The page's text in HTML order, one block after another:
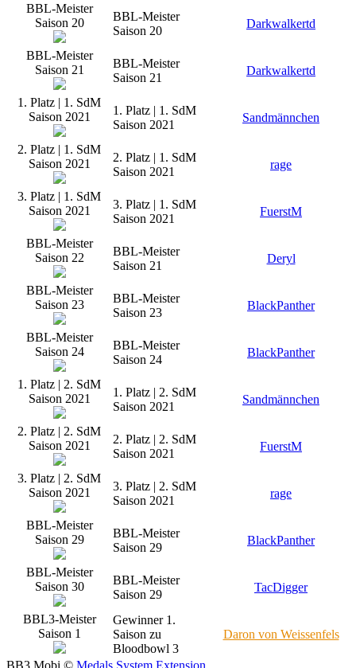
BBL-Meister
Saison 20
BBL-Meister
Saison 20
Darkwalkertd
BBL-Meister
Saison 21
BBL-Meister
Saison 21
Darkwalkertd
1. Platz | 1. SdM
Saison 2021
1. Platz | 1. SdM
Saison 2021
Sandmännchen
2. Platz | 1. SdM
Saison 2021
2. Platz | 1. SdM
Saison 2021
rage
3. Platz | 1. SdM
Saison 2021
3. Platz | 1. SdM
Saison 2021
FuerstM
BBL-Meister
Saison 22
BBL-Meister
Saison 21
Deryl
BBL-Meister
Saison 23
BBL-Meister
Saison 23
BlackPanther
BBL-Meister
Saison 24
BBL-Meister
Saison 24
BlackPanther
1. Platz | 2. SdM
Saison 2021
1. Platz | 2. SdM
Saison 2021
Sandmännchen
2. Platz | 2. SdM
Saison 2021
2. Platz | 2. SdM
Saison 2021
FuerstM
3. Platz | 2. SdM
Saison 2021
3. Platz | 2. SdM
Saison 2021
rage
BBL-Meister
Saison 29
BBL-Meister
Saison 29
BlackPanther
BBL-Meister
Saison 30
BBL-Meister
Saison 29
TacDigger
BBL3-Meister
Saison 1
Gewinner 1.
Saison zu
Bloodbowl 3
Daron von Weissenfels
BB3.Mobi © Medals System Extension